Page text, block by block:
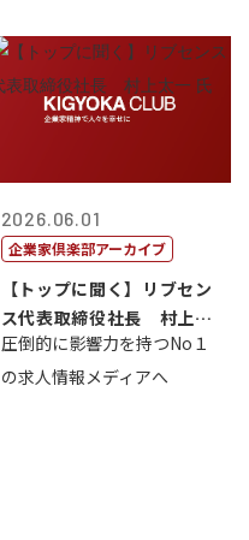
2026.06.01
企業家倶楽部アーカイブ
【トップに聞く】リブセン
ス代表取締役社長 村上太
一 氏
圧倒的に影響力を持つNo１
の求人情報メディアへ